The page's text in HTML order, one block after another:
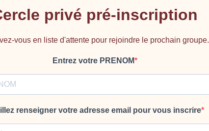
privé pré-inscription
vous en liste d'attente pour rejoindre le prochain groupe.
Entrez votre PRENOM
renseigner votre adresse email pour vous inscrire